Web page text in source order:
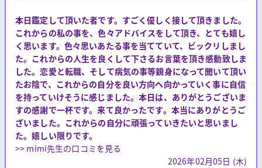
本日鑑定して頂いた者です。すごく優しく接して頂きました。
これからの私の事を、色々アドバイスをして頂き、とても嬉し
く思います。色々思いあたる事を当てていて、ビックリしまし
た。これからの人生を良くして下さるお言葉を頂き感動致しま
した。恋愛と転職、そして病気の事等親身になって聞いて頂い
たお陰で、これからの自分を良い方向へ向かっていく事に自信
を持っていけそうに感じました。本日は、ありがとうございま
すの感謝で一杯です。来て良かったです。本当にありがとうご
ざいました。これからの自分に頑張っていきたいと思いまし
た。嬉しい限りです。
>> mimi先生の口コミを見る
2026年02月05日 (木)